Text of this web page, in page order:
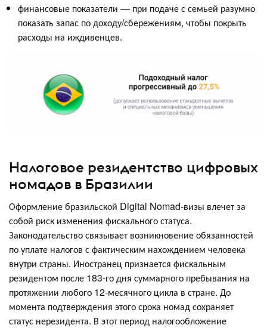
финансовые показатели — при подаче с семьей разумно
показать запас по доходу/сбережениям, чтобы покрыть
расходы на иждивенцев.
Налоговое резидентство цифровых
номадов в Бразилии
Оформление бразильской Digital Nomad-визы влечет за
собой риск изменения фискального статуса.
Законодательство связывает возникновение обязанностей
по уплате налогов с фактическим нахождением человека
внутри страны. Иностранец признается фискальным
резидентом после 183-го дня суммарного пребывания на
протяжении любого 12-месячного цикла в стране. До
момента подтверждения этого срока номад сохраняет
статус нерезидента. В этот период налогообложение